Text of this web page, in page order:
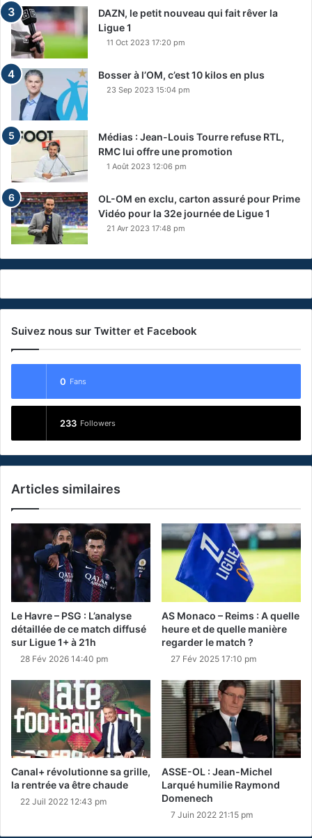
DAZN, le petit nouveau qui fait rêver la
Ligue 1
11 Oct 2023 17:20 pm
Bosser à l’OM, c’est 10 kilos en plus
23 Sep 2023 15:04 pm
Médias : Jean-Louis Tourre refuse RTL,
RMC lui offre une promotion
1 Août 2023 12:06 pm
OL-OM en exclu, carton assuré pour Prime
Vidéo pour la 32e journée de Ligue 1
21 Avr 2023 17:48 pm
Suivez nous sur Twitter et Facebook
0 Fans
233 Followers
Articles similaires
Le Havre – PSG : L’analyse
détaillée de ce match diffusé
sur Ligue 1+ à 21h
28 Fév 2026 14:40 pm
AS Monaco – Reims : A quelle
heure et de quelle manière
regarder le match ?
27 Fév 2025 17:10 pm
Canal+ révolutionne sa grille,
la rentrée va être chaude
22 Juil 2022 12:43 pm
ASSE-OL : Jean-Michel
Larqué humilie Raymond
Domenech
7 Juin 2022 21:15 pm